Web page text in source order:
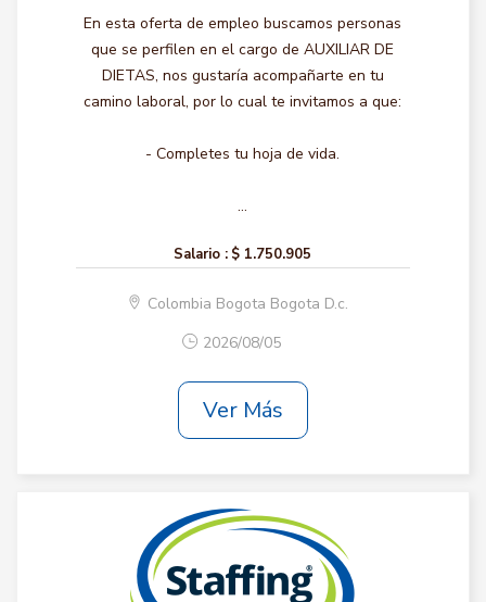
En esta oferta de empleo buscamos personas
que se perfilen en el cargo de AUXILIAR DE
DIETAS, nos gustaría acompañarte en tu
camino laboral, por lo cual te invitamos a que:
- Completes tu hoja de vida.
...
Salario : $ 1.750.905
Colombia Bogota Bogota D.c.
2026/08/05
Ver Más